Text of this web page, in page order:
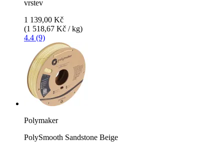
vrstev
1 139,00 Kč
(1 518,67 Kč / kg)
4.4 (9)
Polymaker
PolySmooth Sandstone Beige